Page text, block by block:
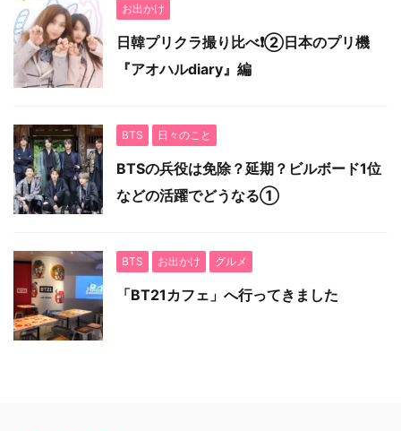
お出かけ
日韓プリクラ撮り比べ❗️②日本のプリ機
『アオハルdiary』編
BTS 日々のこと
BTSの兵役は免除？延期？ビルボード1位
などの活躍でどうなる①
BTS お出かけ グルメ
「BT21カフェ」へ行ってきました